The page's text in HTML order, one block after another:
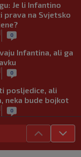
Je li Infantino
prava na Svjetsko
0
Infantina, ali ga
0
posljedice, ali
neka bude bojkot
0
ima novi klub,
"težinom"